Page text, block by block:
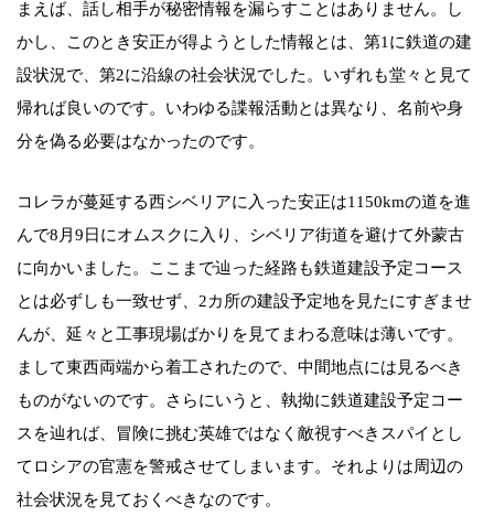
まえば、話し相手が秘密情報を漏らすことはありません。し
かし、このとき安正が得ようとした情報とは、第1に鉄道の建
設状況で、第2に沿線の社会状況でした。いずれも堂々と見て
帰れば良いのです。いわゆる諜報活動とは異なり、名前や身
分を偽る必要はなかったのです。
コレラが蔓延する西シベリアに入った安正は1150kmの道を進
んで8月9日にオムスクに入り、シベリア街道を避けて外蒙古
に向かいました。ここまで辿った経路も鉄道建設予定コース
とは必ずしも一致せず、2カ所の建設予定地を見たにすぎませ
んが、延々と工事現場ばかりを見てまわる意味は薄いです。
まして東西両端から着工されたので、中間地点には見るべき
ものがないのです。さらにいうと、執拗に鉄道建設予定コー
スを辿れば、冒険に挑む英雄ではなく敵視すべきスパイとし
てロシアの官憲を警戒させてしまいます。それよりは周辺の
社会状況を見ておくべきなのです。